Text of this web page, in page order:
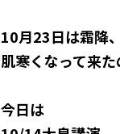
10月23日は霜降
肌寒くなって来た
今日は